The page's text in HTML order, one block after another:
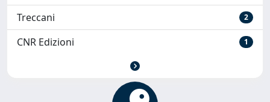
Treccani 2
CNR Edizioni 1